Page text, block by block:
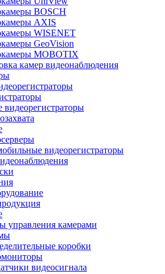
BOSCH
AXIS
WISENET
GeoVision
MOBOTIX
камер видеонаблюдения
видеорегистраторы
видеорегистраторы
управления камерами
коробки
видеосигнала